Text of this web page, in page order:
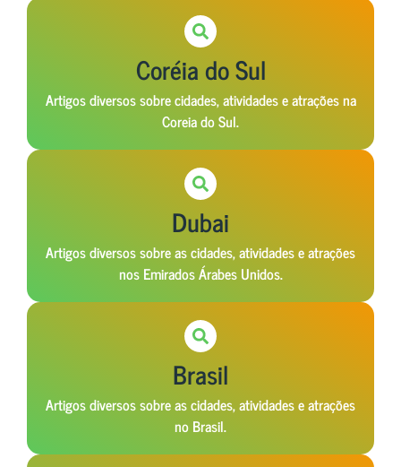
Coréia do Sul
Artigos diversos sobre cidades, atividades e atrações na
Coreia do Sul.
Dubai
Artigos diversos sobre as cidades, atividades e atrações
nos Emirados Árabes Unidos.
Brasil
Artigos diversos sobre as cidades, atividades e atrações
no Brasil.